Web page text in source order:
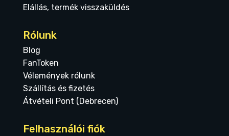
Elállás, termék visszaküldés
Rólunk
Blog
FanToken
Vélemények rólunk
Szállítás és fizetés
Átvételi Pont (Debrecen)
Felhasználói fiók